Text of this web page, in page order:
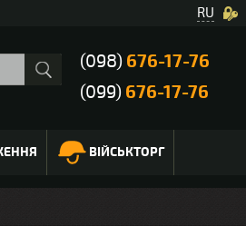
RU
(098) 676-17-76
(099) 676-17-76
ВІЙСЬКТОРГ